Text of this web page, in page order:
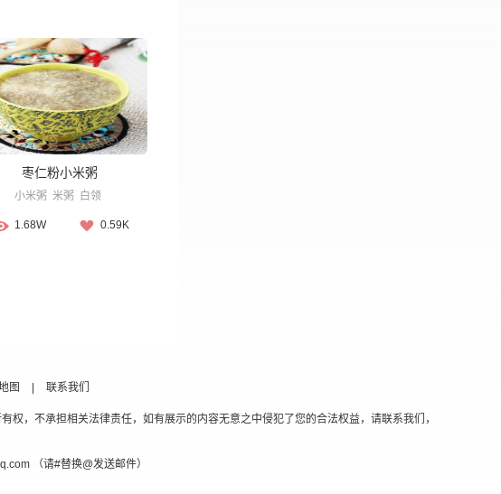
枣仁粉小米粥
小米粥 米粥 白领
1.68W 0.59K
图 联系我们
，不承担相关法律责任，如有展示的内容无意之中侵犯了您的合法权益，请联系我们，
（请#替换@发送邮件）